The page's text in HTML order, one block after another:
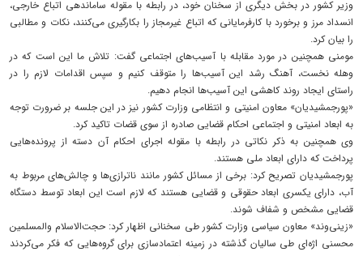
وزیر کشور در بخش دیگری از سخنان خود، در رابطه با مقوله ساماندهی اتباع خارجی،
انسداد مرز و برخورد با کارفرمایانی که اتباع غیرمجاز را بکارگیری می‌کنند، نکات و مطالبی
را بیان کرد.
مومنی همچنین در مورد مقابله با آسیب‌های اجتماعی گفت: تلاش ما این است که در
وهله نخست، آهنگ رشد این آسیب‌ها را متوقف کنیم و سپس اقدامات لازم را در
راستای ایجاد روند کاهشی این آسیب‌ها انجام دهیم.
«پورجمشیدیان» معاون امنیتی و انتظامی وزارت کشور نیز در این جلسه بر ضرورت توجه
به ابعاد امنیتی و اجتماعی احکام قضایی صادره از سوی قضات تاکید کرد.
وی همچنین به ذکر نکاتی در رابطه با مقوله اجرای احکام آن دسته از پرونده‌هایی
پرداخت که دارای ابعاد ملی هستند.
پورجمشیدیان تصریح کرد: برخی از مسائل کشور مانند ناترازی‌ها و چالش‌های مربوط به
آب، دارای یکسری ابعاد حقوقی و قضایی هستند که لازم است این ابعاد توسط دستگاه
قضایی مشخص و شفاف شوند.
«زینی‌وند» معاون سیاسی وزارت کشور طی سخنانی اظهار کرد: حجت‌الاسلام والمسلمین
محسنی اژه‌ای طی سالیان گذشته در زمینه اعتمادسازی برای گروه‌هایی که فکر می‌کردند